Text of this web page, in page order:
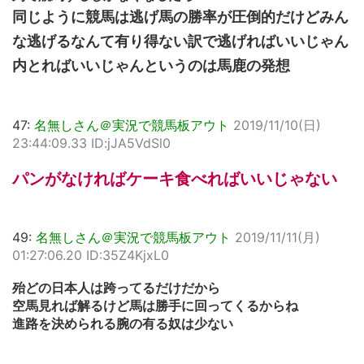
同じように競馬は逃げ馬の勝率が圧倒的だけどみん
な逃げるなんて有り得ない訳で逃げればいいじゃん
内とればいいじゃんというのは馬鹿の発想
47: 名無しさん＠実況で競馬板アウト 2019/11/10(日)
23:44:09.33 ID:jJA5VdSl0
パンがなければケーキ食べればいいじゃない
49: 名無しさん＠実況で競馬板アウト 2019/11/11(月)
01:27:06.20 ID:35Z4KjxL0
殆どの日本人は跨ってるだけだから
空馬見れば解るけど馬は勝手に回ってくるからね
進路を決められる腕の有る奴は少ない